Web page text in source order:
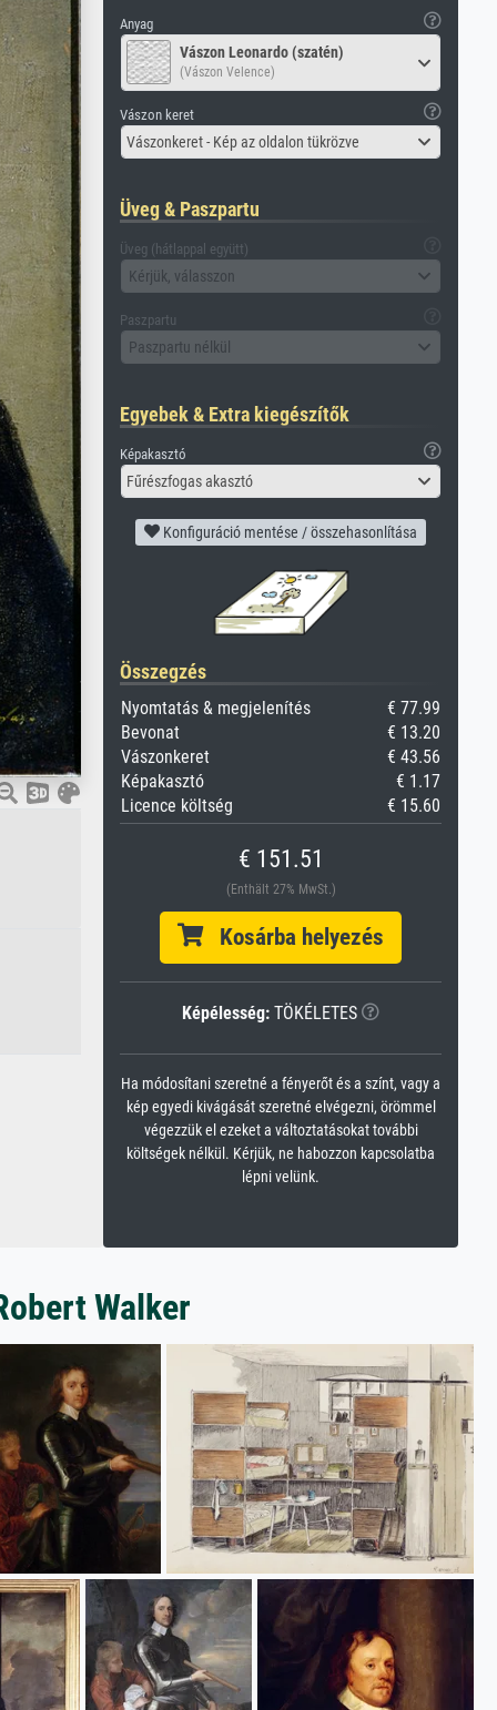
Anyag
Vászon Leonardo (szatén)
(Vászon Velence)
Vászon keret
Vászonkeret - Kép az oldalon tükrözve
Üveg & Paszpartu
Üveg (hátlappal együtt)
Kérjük, válasszon
Paszpartu
Paszpartu nélkül
Egyebek & Extra kiegészítők
Képakasztó
Fűrészfogas akasztó
Konfiguráció mentése / összehasonlítása
Összegzés
Nyomtatás & megjelenítés
€ 77.99
Bevonat
€ 13.20
Vászonkeret
€ 43.56
Képakasztó
€ 1.17
Licence költség
€ 15.60
€ 151.51
(Enthält 27% MwSt.)
Kosárba helyezés
Képélesség: TÖKÉLETES
Ha módosítani szeretné a fényerőt és a színt, vagy a
kép egyedi kivágását szeretné elvégezni, örömmel
végezzük el ezeket a változtatásokat további
költségek nélkül. Kérjük, ne habozzon kapcsolatba
lépni velünk.
Walker